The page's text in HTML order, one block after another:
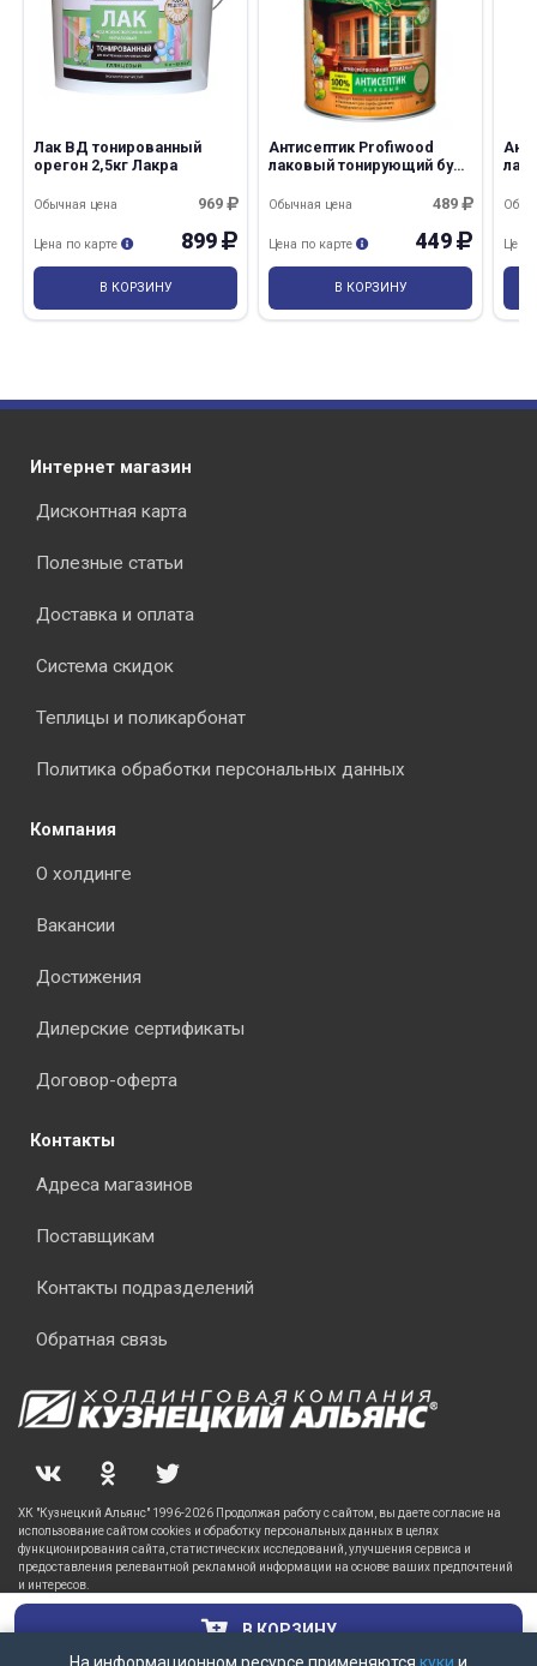
В КОРЗИНУ
Лак ВД тонированный
орегон 2,5кг Лакра
969
Обычная цена
899
Цена по карте
В КОРЗИНУ
Антисептик Profiwood
лаковый тонирующий бук
489
Обычная цена
449
Цена по карте
В КОРЗИНУ
Цена
Интернет магазин
Дисконтная карта
Полезные статьи
Доставка и оплата
Система скидок
Теплицы и поликарбонат
Политика обработки персональных данных
Компания
О холдинге
Вакансии
Достижения
Дилерские сертификаты
Договор-оферта
Контакты
Адреса магазинов
Поставщикам
Контакты подразделений
Обратная связь
ХК "Кузнецкий Альянс" 1996-2026 Продолжая работу с сайтом, вы даете согласие на
использование сайтом cookies и обработку персональных данных в целях
функционирования сайта, статистических исследований, улучшения сервиса и
предоставления релевантной рекламной информации на основе ваших предпочтений
и интересов.